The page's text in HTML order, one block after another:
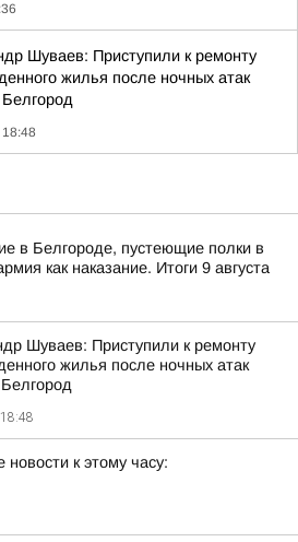
Шуваев: Приступили к ремонту
жилья после ночных атак
18:48
в Белгороде, пустеющие полки в
как наказание. Итоги 9 августа
Шуваев: Приступили к ремонту
жилья после ночных атак
18:48
новости к этому часу: